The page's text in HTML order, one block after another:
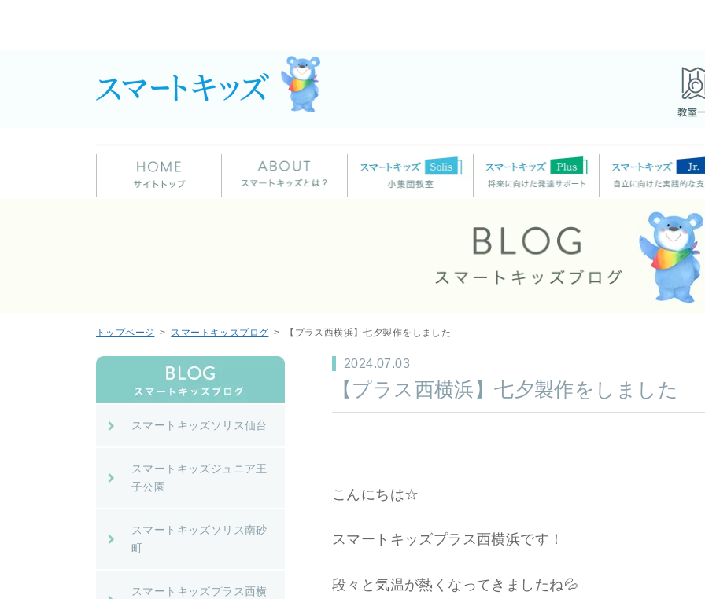
トップページ スマートキッズブログ 【プラス西横浜】七夕製作をしました
2024.07.03
【プラス西横浜】七夕製作をしました
こんにちは☆
スマートキッズプラス西横浜です！
段々と気温が熱くなってきましたね💦
スマートキッズソリス仙台
スマートキッズジュニア王
子公園
スマートキッズソリス南砂
町
スマートキッズプラス西横